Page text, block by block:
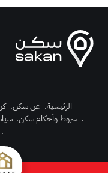
الرئيسية. عن سكن.
. شروط وأحكام سكن.
.